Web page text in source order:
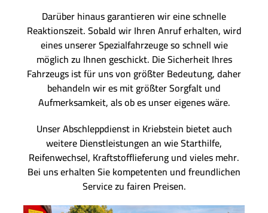
Darüber hinaus garantieren wir eine schnelle
Reaktionszeit. Sobald wir Ihren Anruf erhalten, wird
eines unserer Spezialfahrzeuge so schnell wie
möglich zu Ihnen geschickt. Die Sicherheit Ihres
Fahrzeugs ist für uns von größter Bedeutung, daher
behandeln wir es mit größter Sorgfalt und
Aufmerksamkeit, als ob es unser eigenes wäre.
Unser Abschleppdienst in Kriebstein bietet auch
weitere Dienstleistungen an wie Starthilfe,
Reifenwechsel, Kraftstofflieferung und vieles mehr.
Bei uns erhalten Sie kompetenten und freundlichen
Service zu fairen Preisen.